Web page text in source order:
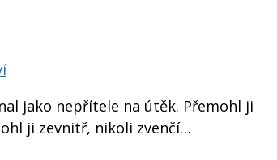
jako nepřítele na útěk. Přemohl ji
ji zevnitř, nikoli zvenčí…